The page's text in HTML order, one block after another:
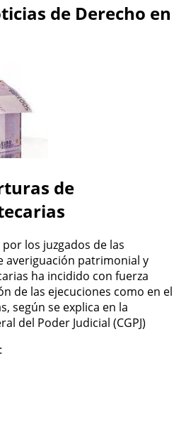
de Derecho en
de
los juzgados de las
averiguación patrimonial y
ha incidido con fuerza
de las ejecuciones como en el
según se explica en la
del Poder Judicial (CGPJ)